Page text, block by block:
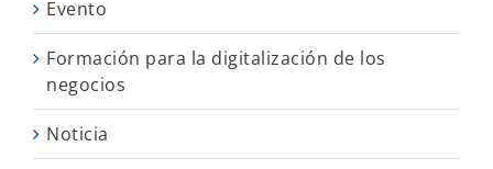
Evento
Formación para la digitalización de los
negocios
Noticia